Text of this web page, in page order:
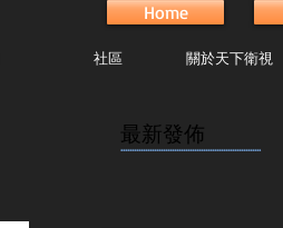
Home
社區 關於天下衛視
最新發佈
...............................................................